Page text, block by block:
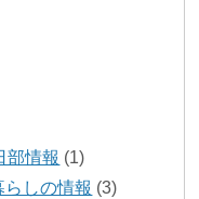
部情報 (1)
らしの情報 (3)